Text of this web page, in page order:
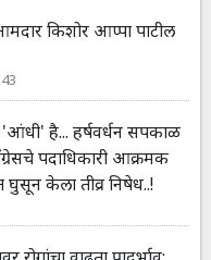
किशोर आप्पा पाटील
है... हर्षवर्धन सपकाळ
पदाधिकारी आक्रमक
घुसून केला तीव्र निषेध..!